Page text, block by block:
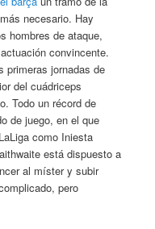
necesario. Hay
hombres de ataque,
convincente.
primeras jornadas de
del cuádriceps
Todo un récord de
de juego, en el que
como Iniesta
está dispuesto a
al míster y subir
pero